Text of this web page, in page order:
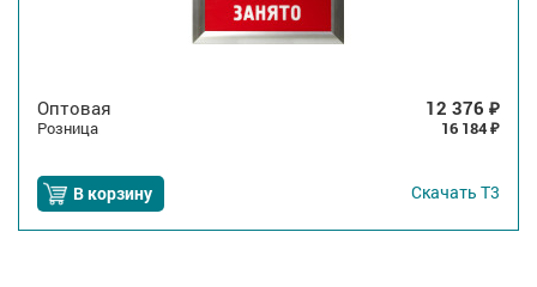
Оптовая 12 376 ₽
Розница 16 184 ₽
В корзину Скачать Т3